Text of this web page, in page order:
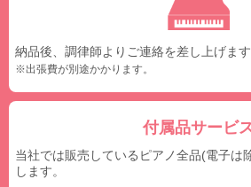
納品後、調律師よりご連絡を差し上げます
※出張費が別途かかります。
付属品サービ
当社では販売しているピアノ全品(電子は
します。